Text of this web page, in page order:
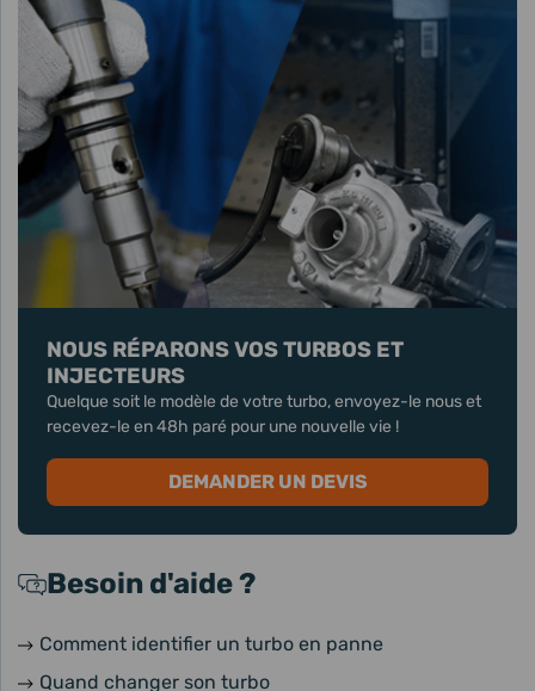
NOUS RÉPARONS VOS TURBOS ET
INJECTEURS
Quelque soit le modèle de votre turbo, envoyez-le nous et
recevez-le en 48h paré pour une nouvelle vie !
DEMANDER UN DEVIS
Besoin d'aide ?
Comment identifier un turbo en panne
Quand changer son turbo